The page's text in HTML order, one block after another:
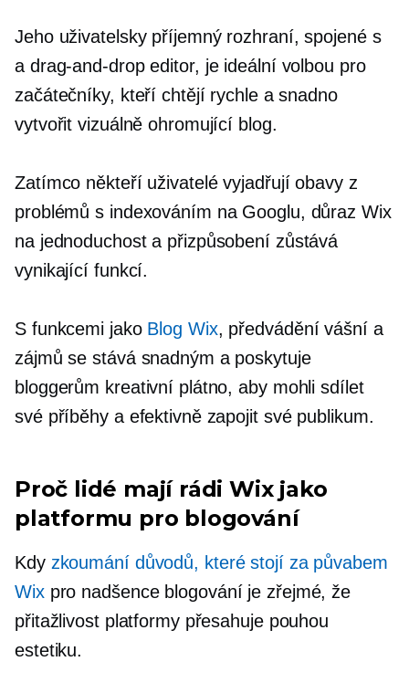
Jeho uživatelsky příjemnýrozhraní, spojené s
a drag-and-dropeditor, je ideální volbou pro
začátečníky, kteří chtějí rychle a snadno
vytvořit vizuálně ohromující blog.
Zatímco někteří uživatelé vyjadřují obavy z
problémů s indexováním na Googlu, důraz Wix
na jednoduchost a přizpůsobení zůstává
vynikající funkcí.
S funkcemi jako Blog Wix, předvádění vášní a
zájmů se stává snadným a poskytuje
bloggerům kreativní plátno, aby mohli sdílet
své příběhy a efektivně zapojit své publikum.
Proč lidé mají rádi Wix jako
platformu pro blogování
Kdy zkoumání důvodů, které stojí za půvabem
Wixpro nadšence blogování je zřejmé, že
přitažlivost platformy přesahuje pouhou
estetiku.